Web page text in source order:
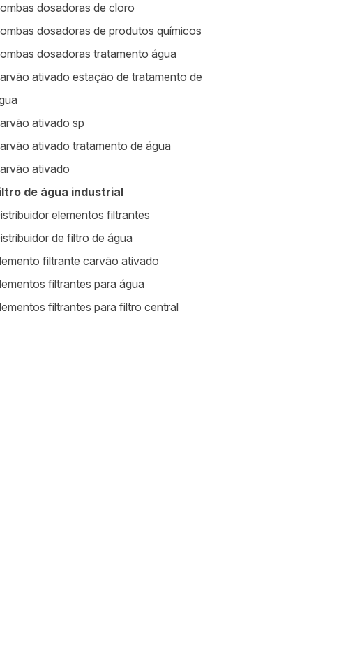
dosadoras de cloro
dosadoras de produtos químicos
dosadoras tratamento água
ativado estação de tratamento de
ativado sp
ativado tratamento de água
ativado
de água industrial
elementos filtrantes
de filtro de água
filtrante carvão ativado
filtrantes para água
filtrantes para filtro central